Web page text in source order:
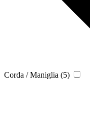
Corda / Maniglia (5)